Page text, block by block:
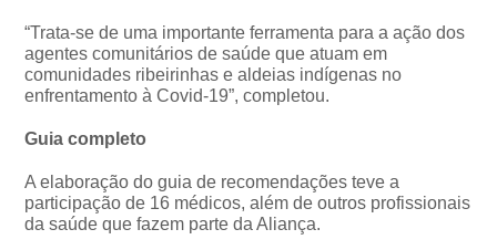
“Trata-se de uma importante ferramenta para a ação dos
agentes comunitários de saúde que atuam em
comunidades ribeirinhas e aldeias indígenas no
enfrentamento à Covid-19”, completou.
Guia completo
A elaboração do guia de recomendações teve a
participação de 16 médicos, além de outros profissionais
da saúde que fazem parte da Aliança.